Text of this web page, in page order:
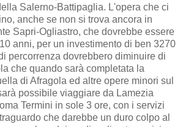
Salerno-Battipaglia. L'opera che ci
anche se non si trova ancora in
Sapri-Ogliastro, che dovrebbe essere
anni, per un investimento di ben 3270
percorrenza dovrebbero diminuire di
che quando sarà completata la
di Afragola ed altre opere minori sul
possibile viaggiare da Lamezia
Termini in sole 3 ore, con i servizi
che darebbe un duro colpo al